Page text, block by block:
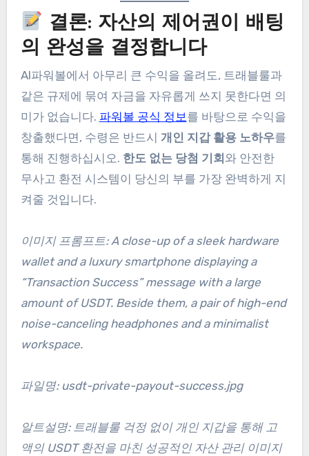
결론: 자산의 제어권이 배팅
의 완성을 결정합니다
AI파워볼에서 아무리 큰 수익을 올려도, 트래블룰과
같은 규제에 묶여 자금을 자유롭게 쓰지 못한다면 의
미가 없습니다. 파워볼 공식 정보를 바탕으로 수익을
창출했다면, 수령은 반드시 개인 지갑 활용 노하우를
통해 진행하십시오. 한도 없는 당첨 기회 와 안전한
무사고 환전 시스템이 당신의 부를 가장 완벽하게 지
켜줄 것입니다.
이미지 프롬프트: A close-up of a sleek hardware
wallet and a luxury smartphone displaying a
“Transaction Success” message with a large
amount of USDT. Beside them, a pair of high-end
noise-canceling headphones and a minimalist
workspace.
파일명: usdt-private-payout-success.jpg
알트설명: 트래블룰 걱정 없이 개인 지갑을 통해 고
액의 USDT 환전을 마친 성공적인 자산 관리 이미지